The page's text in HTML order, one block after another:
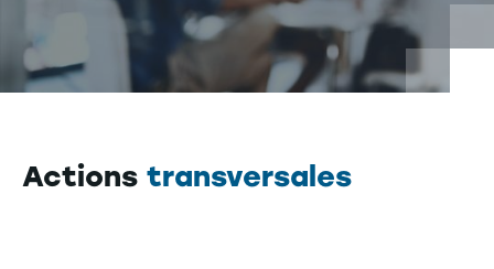
Actions transversales